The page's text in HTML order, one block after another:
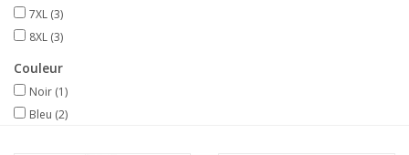
7XL (3)
8XL (3)
Couleur
Noir (1)
Bleu (2)